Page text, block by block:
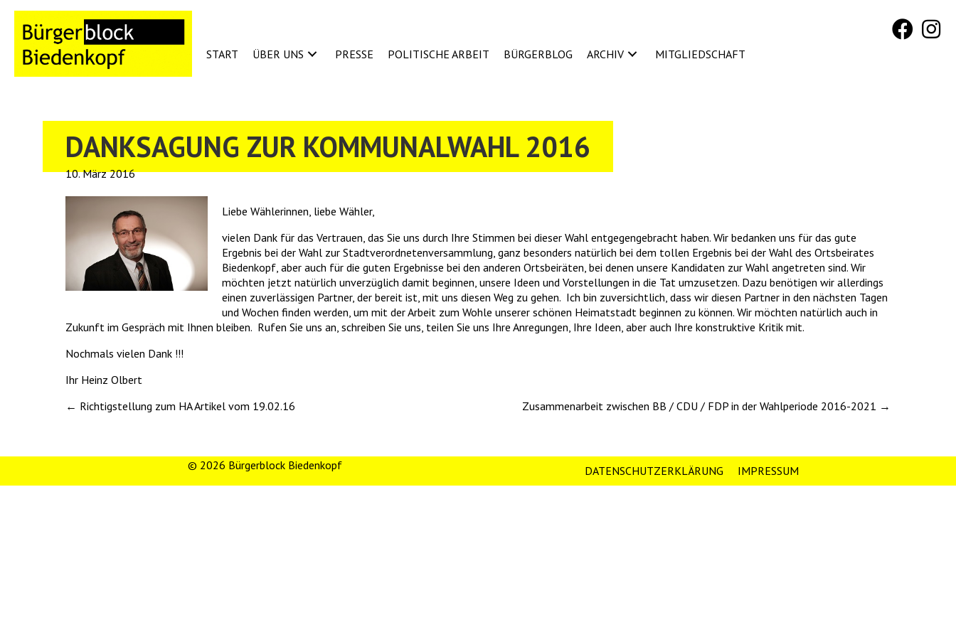
START ÜBER UNS PRESSE POLITISCHE ARBEIT BÜRGERBLOG ARCHIV MITGLIEDSCHAFT
DANKSAGUNG ZUR KOMMUNALWAHL 2016
10. März 2016
Liebe Wählerinnen, liebe Wähler,
vielen Dank für das Vertrauen, das Sie uns durch Ihre Stimmen bei dieser Wahl entgegengebracht haben. Wir bedanken uns für das gute
Ergebnis bei der Wahl zur Stadtverordnetenversammlung, ganz besonders natürlich bei dem tollen Ergebnis bei der Wahl des Ortsbeirates
Biedenkopf, aber auch für die guten Ergebnisse bei den anderen Ortsbeiräten, bei denen unsere Kandidaten zur Wahl angetreten sind. Wir
möchten jetzt natürlich unverzüglich damit beginnen, unsere Ideen und Vorstellungen in die Tat umzusetzen. Dazu benötigen wir allerdings
einen zuverlässigen Partner, der bereit ist, mit uns diesen Weg zu gehen. Ich bin zuversichtlich, dass wir diesen Partner in den nächsten Tagen
und Wochen finden werden, um mit der Arbeit zum Wohle unserer schönen Heimatstadt beginnen zu können. Wir möchten natürlich auch in
Zukunft im Gespräch mit Ihnen bleiben. Rufen Sie uns an, schreiben Sie uns, teilen Sie uns Ihre Anregungen, Ihre Ideen, aber auch Ihre konstruktive Kritik mit.
Nochmals vielen Dank !!!
Ihr Heinz Olbert
Posts
← Richtigstellung zum HA Artikel vom 19.02.16 Zusammenarbeit zwischen BB / CDU / FDP in der Wahlperiode 2016-2021 →
© 2026 Bürgerblock Biedenkopf DATENSCHUTZERKLÄRUNG IMPRESSUM